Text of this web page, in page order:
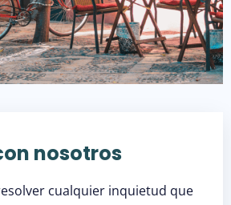
nosotros
cualquier inquietud que